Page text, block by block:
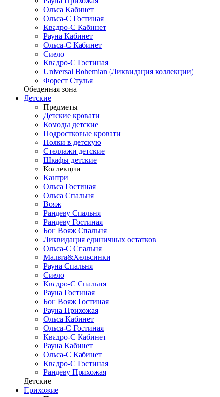
Ольса Кабинет
Ольса-С Гостиная
Квадро-С Кабинет
Рауна Кабинет
Ольса-С Кабинет
Сиело
Квадро-С Гостиная
Universal Bohemian (Ликвидация коллекции)
Форест Стулья
Обеденная зона
Детские
Предметы
Детские кровати
Комоды детские
Подростковые кровати
Полки в детскую
Стеллажи детские
Шкафы детские
Коллекции
Кантри
Ольса Гостиная
Ольса Спальня
Вояж
Рандеву Спальня
Рандеву Гостиная
Бон Вояж Спальня
Ликвидация единичных остатков
Ольса-С Спальня
Мальта&Хельсинки
Рауна Спальня
Сиело
Квадро-С Спальня
Рауна Гостиная
Бон Вояж Гостиная
Рауна Прихожая
Ольса Кабинет
Ольса-С Гостиная
Квадро-С Кабинет
Рауна Кабинет
Ольса-С Кабинет
Квадро-С Гостиная
Рандеву Прихожая
Детские
Прихожие